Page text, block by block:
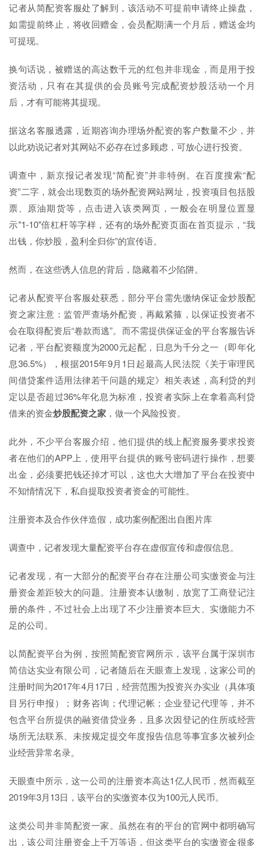
记者从简配资客服处了解到，该活动不可提前申请终止操盘，
如需提前终止，将收回赠金，会员配期满一个月后，赠送金均
可提现。
换句话说，被赠送的高达数千元的红包并非现金，而是用于投
资活动，只有在其提供的会员账号完成配资炒股活动一个月
后，才有可能将其提现。
据这名客服透露，近期咨询办理场外配资的客户数量不少，并
以此劝说记者对其网站不必存在过多顾虑，可放心进行投资。
调查中，新京报记者发现“简配资”并非特例。在百度搜索“配
资”二字，就会出现数页的场外配资网站网址，投资项目包括股
票、原油期货等，点击进入该类网页，一般会在明显位置显
示"1-10"倍杠杆等字样，还有的场外配资页面在首页提示，“我
出钱，你炒股，盈利全归你”的宣传语。
然而，在这些诱人信息的背后，隐藏着不少陷阱。
记者从配资平台客服处获悉，部分平台需先缴纳保证金炒股配
资之家注意：监管严查场外配资，再戴紧箍，以保证投资者不
会在取得配资后“卷款而逃”。而不需提供保证金的平台客服告诉
记者，平台配资额度为2000元起配，日息为千分之一（即年化
息36.5%），根据2015年9月1日起最高人民法院《关于审理民
间借贷案件适用法律若干问题的规定》相关表述，高利贷的判
定以是否超过36%年化息为标准，投资者实际上在拿着高利贷
借来的资金炒股配资之家 ，做一个风险投资。
此外，不少平台客服介绍，他们提供的线上配资服务要求投资
者在他们的APP上，使用平台提供的账号密码进行操作，想要
出金，必须要把钱还掉才可以，这也大大增加了平台在投资中
不知情情况下，私自提取投资者资金的可能性。
注册资本及合作伙伴造假，成功案例配图出自图片库
调查中，记者发现大量配资平台存在虚假宣传和虚假信息。
记者发现，有一大部分的配资平台存在注册公司实缴资金与注
册资金差距较大的问题。注册资本认缴制，放宽了工商登记注
册的条件，不过社会上出现了不少注册资本巨大、实缴能力不
足的公司。
以简配资平台为例，按照简配资官网所示，该平台属于深圳市
简信达实业有限公司，记者随后在天眼查上发现，这家公司的
注册时间为2017年4月17日，经营范围为投资兴办实业（具体项
目另行申报）；财务咨询；代理记帐；企业登记代理等，并不
包含平台所提供的融资借贷业务，且多次因登记的住所或经营
场所无法联系、未按规定提交年度报告信息等事宜多次被列企
业经营异常名录。
天眼查中所示，这一公司的注册资本高达1亿人民币，然而截至
2019年3月13日，该平台的实缴资本仅为100元人民币。
这类公司并非简配资一家。虽然在有的平台的官网中都明确写
出，该公司注册资金上千万等语，但这类平台的实缴资金很多